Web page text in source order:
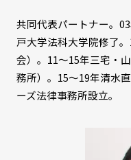
共同代表パートナー。
戸大学法科大学院修了
会）。11〜15年三宅・
務所）。15〜19年清水
ーズ法律事務所設立。